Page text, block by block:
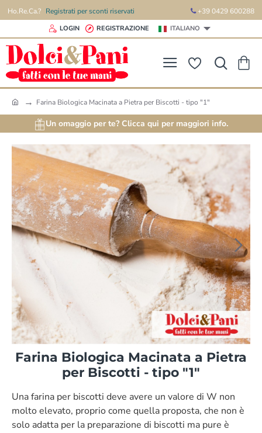
Ho.Re.Ca.? Registrati per sconti riservati +39 0429 600288
LOGIN REGISTRAZIONE ITALIANO
m
Farina Biologica Macinata a Pietra per Biscotti - tipo "1"
Un omaggio per te? Clicca qui per maggiori info.
Farina Biologica Macinata a Pietra
per Biscotti - tipo "1"
Una farina per biscotti deve avere un valore di W non
molto elevato, proprio come quella proposta, che non è
solo adatta per la preparazione di biscotti ma pure è